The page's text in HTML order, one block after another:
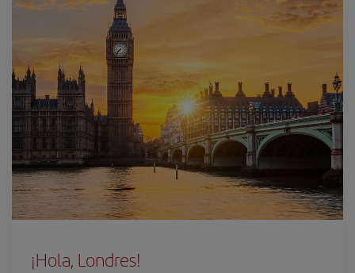
¡Hola, Londres!